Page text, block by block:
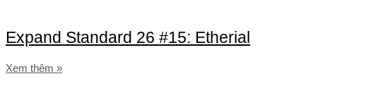
Expand Standard 26 #15: Etherial
Xem thêm »